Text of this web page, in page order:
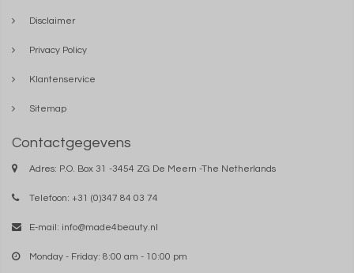
Disclaimer
Privacy Policy
Klantenservice
Sitemap
Contactgegevens
Adres: P.O. Box 31 -3454 ZG De Meern -The Netherlands
Telefoon: +31 (0)347 84 03 74
E-mail: info@made4beauty.nl
Monday - Friday: 8:00 am - 10:00 pm